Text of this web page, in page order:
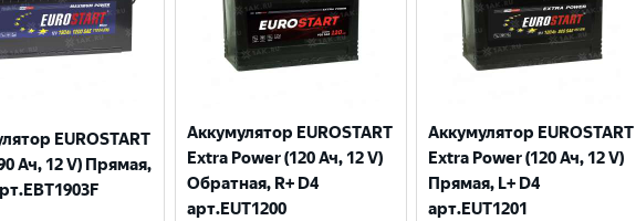
EUROSTART
Ач, 12 V) Прямая,
Аккумулятор EUROSTART
Extra Power (120 Ач, 12 V)
Обратная, R+ D4
арт.EUT1200
Аккумулятор EUROSTART
Extra Power (120 Ач, 12 V)
Прямая, L+ D4
арт.EUT1201